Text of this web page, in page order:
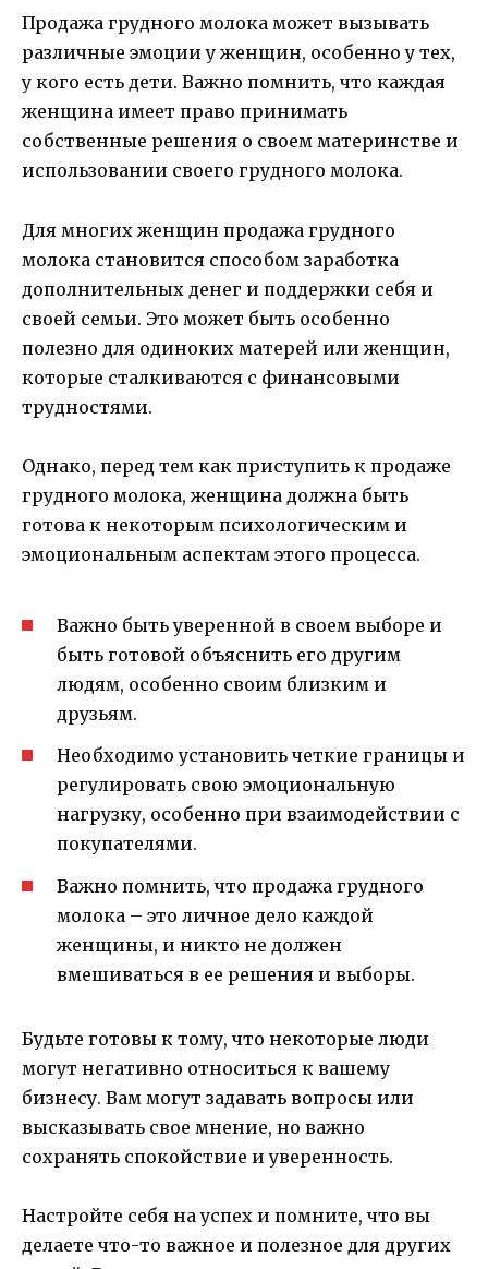
Продажа грудного молока может вызывать
различные эмоции у женщин, особенно у тех,
у кого есть дети. Важно помнить, что каждая
женщина имеет право принимать
собственные решения о своем материнстве и
использовании своего грудного молока.
Для многих женщин продажа грудного
молока становится способом заработка
дополнительных денег и поддержки себя и
своей семьи. Это может быть особенно
полезно для одиноких матерей или женщин,
которые сталкиваются с финансовыми
трудностями.
Однако, перед тем как приступить к продаже
грудного молока, женщина должна быть
готова к некоторым психологическим и
эмоциональным аспектам этого процесса.
Важно быть уверенной в своем выборе и
быть готовой объяснить его другим
людям, особенно своим близким и
друзьям.
Необходимо установить четкие границы и
регулировать свою эмоциональную
нагрузку, особенно при взаимодействии с
покупателями.
Важно помнить, что продажа грудного
молока – это личное дело каждой
женщины, и никто не должен
вмешиваться в ее решения и выборы.
Будьте готовы к тому, что некоторые люди
могут негативно относиться к вашему
бизнесу. Вам могут задавать вопросы или
высказывать свое мнение, но важно
сохранять спокойствие и уверенность.
Настройте себя на успех и помните, что вы
делаете что-то важное и полезное для других